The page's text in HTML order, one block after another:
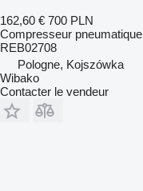
162,60 € 700 PLN
Compresseur pneumatique
REB02708
Pologne, Kojszówka
Wibako
Contacter le vendeur